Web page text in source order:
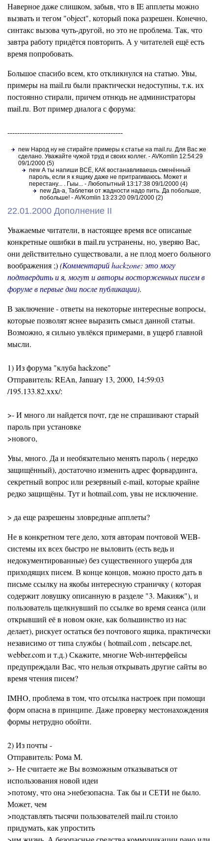
Наверное даже слишком, забыв, что в IE апплеты можно
вызвать и тегом "object", который пока разрешен. Конечно,
синтакс вызова чуть-другой, но это не проблема. Так, что
завтра работу придётся повторить. А у читателей ещё есть
время попробовать.
Большое спасибо всем, кто откликнулся на статью. Увы,
примеры на mail.ru были практически недоступны, т.к. их
постоянно стирали, причем отнюдь не администраторы
mail.ru. Вот пример диалога с форума:
-----------------------------------------------
new Народ ну не стирайте примеры к статье на mail.ru. Для Вас же
сделано. Уважайте чужой труд и своих коллег. - AVKomlin 12:54:29
09/1/2000 (5)
new А ты напиши ВСЁ, КАК востанавливаешь сменённый
пароль, если я к ящику даже не притрагиваюсь. Может и
перестану... . Гыы... - Любопытный 13:17:38 09/1/2000 (4)
new Да-а, Таблетки от жадности надо пить. Да побольше,
побольше! - AVKomlin 13:23:20 09/1/2000 (2)
22.01.2000 Дополнение II
Уважаемые читатели, в настоящее время все описаные
конкретные ошибки в mail.ru устранены, но, уверяю Вас,
они действительно существовали, а не плод моего больного
воображения ;)(Комментарий hackzone: это могу
подтвердить и я, могут и авторы восторженных писем в
форуме в первые дни после публикации).
В заключение - ответы на некоторые интересные вопросы,
которые позволят яснее выразить смысл данной статьи.
Возможно, я сильно увлёкся примерами, в ущерб главной
мысли.
1) Из форума "клуба hackzone"
Отправитель: REAn, January 13, 2000, 14:59:03
/195.133.82.xxx/:
>- И много ли найдется почт, где не спрашивают старый
пароль при установке
>нового,
Увы, много. Да и необязательно менять пароль ( нередко
защищённый), достаточно изменить адрес форвардинга,
секретный вопрос или резервный e-mail, которые крайне
редко защищёны. Тут и hotmail.com, увы не исключение.
> да еще разрешены зловредные апплеты?
Не в конкретном теге дело, хотя авторам почтовой WEB-
системы их всех быстро не выловить (есть ведь и
недокументированные) без существенного ущерба для
приходящих писем. В конце концов, можно просто дать в
письме ссылку на якобы интересную страничку ( которая
содержит ловушку описанную в разделе "3. Макияж"), и
пользователь щелкнувший по ссылке во время сеанса (или
открывший её в новом окне, как большинство из нас
делает), рискует остаться без почтового ящика, практически
независимо от типа службы ( hotmail.com , netscape.net,
webber.com и т.д.) Скажите, многие Web-интерфейсы
предупреждали Вас, что нельзя открывать другие сайты во
время чтения писем?
IMHO, проблема в том, что отсылка настроек при помощи
форм опасна в принципе. Даже проверку местонахождения
формы нетрудно обойти.
2) Из почты -
Отправитель: Рома М.
>- Не считаете же Вы возможным отказываться от
использования новой идеи
>потому, что она >небезопасна. Так бы и СЕТИ не было.
Может, чем
>подставлять тысячи пользователей mail.ru стоило
придумать, как упростить